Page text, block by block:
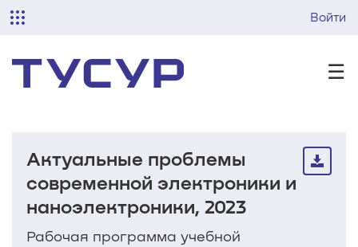
Войти
☰
Актуальные проблемы
современной электроники и
наноэлектроники, 2023
Рабочая программа учебной